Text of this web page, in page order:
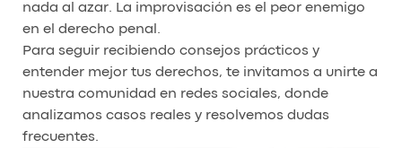
nada al azar. La improvisación es el peor enemigo
en el derecho penal.
Para seguir recibiendo consejos prácticos y
entender mejor tus derechos, te invitamos a unirte a
nuestra comunidad en redes sociales, donde
analizamos casos reales y resolvemos dudas
frecuentes.